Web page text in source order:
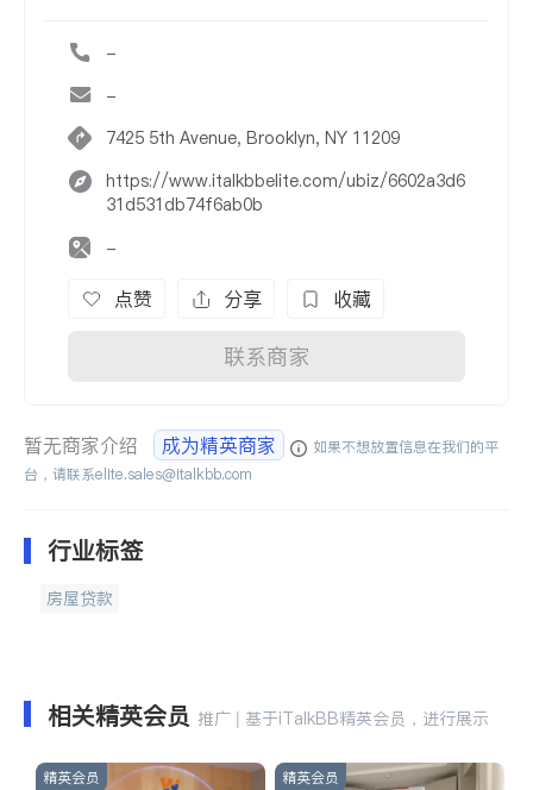
-
-
7425 5th Avenue, Brooklyn, NY 11209
https://www.italkbbelite.com/ubiz/6602a3d6
31d531db74f6ab0b
-
点赞 分享 收藏
联系商家
暂无商家介绍 成为精英商家
如果不想放置信息在我们的平
台，请联系elite.sales@italkbb.com
行业标签
房屋贷款
相关精英会员 推广 | 基于iTalkBB精英会员，进行展示
精英会员 精英会员